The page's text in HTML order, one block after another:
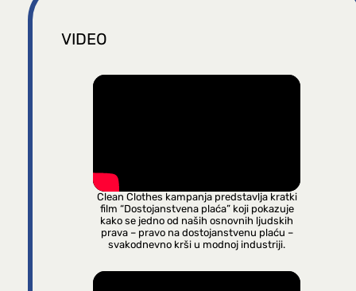
VIDEO
Clean Clothes kampanja predstavlja kratki
film “Dostojanstvena plaća” koji pokazuje
kako se jedno od naših osnovnih ljudskih
prava – pravo na dostojanstvenu plaću –
svakodnevno krši u modnoj industriji.